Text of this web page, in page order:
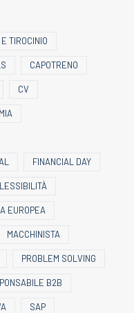
TIROCINIO
CAPOTRENO
CV
FINANCIAL DAY
EUROPEA
MACCHINISTA
PROBLEM SOLVING
B2B
SAP